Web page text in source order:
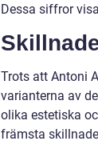
Dessa siffror
Trots att Antoni
varianterna av
olika estetiska
främsta